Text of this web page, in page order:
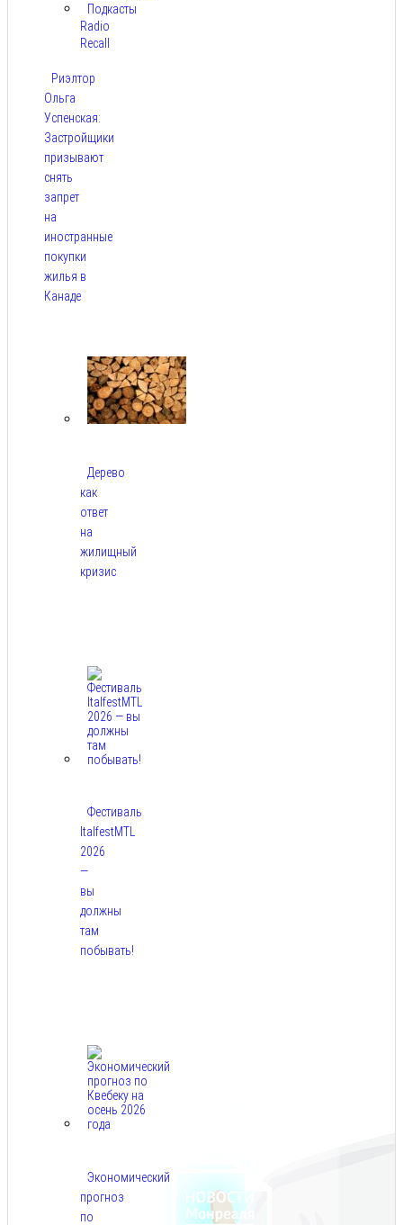
Подкасты
Radio
Recall
Риэлтор
Ольга
Успенская:
Застройщики
призывают
снять
запрет
на
иностранные
покупки
жилья в
Канаде
Дерево
как
ответ
на
жилищный
кризис
Фестиваль
ItalfestMTL
2026
—
вы
должны
там
побывать!
Экономический
прогноз
по